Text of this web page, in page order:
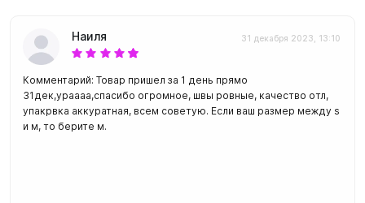
Наиля 31 декабря 2023, 13:10
Комментарий: Товар пришел за 1 день прямо
31дек,ураааа,спасибо огромное, швы ровные, качество отл,
упакрвка аккуратная, всем советую. Если ваш размер между s
и м, то берите м.